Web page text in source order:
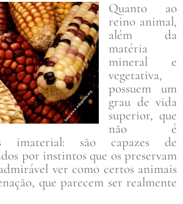
Quanto ao
reino animal,
além da
matéria
mineral e
vegetativa,
possuem um
grau de vida
superior, que
não é
imaterial: são capazes de
por instintos que os preservam
ver como certos animais
que parecem ser realmente